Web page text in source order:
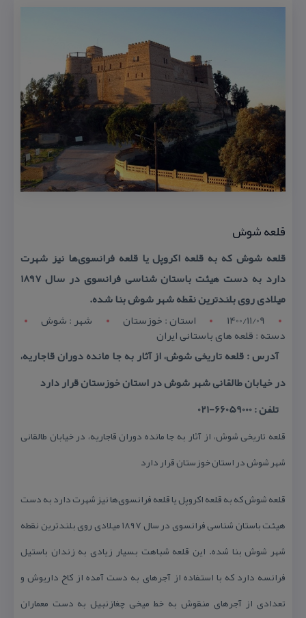
قلعه شوش
قلعه شوش كه به قلعه اكروپل یا قلعه فرانسوی‌ها نیز شهرت
دارد به دست هیئت باستان شناسی فرانسوی در سال ۱۸۹۷
میلادی روی بلندترین نقطه شهر شوش بنا شده.
1400/11/09
استان : خوزستان شهر : شوش
دسته : قلعه های باستانی ایران
آدرس : قلعه تاریخی شوش، از آثار به جا مانده دوران قاجاریه،
در خیابان طالقانی شهر شوش در استان خوزستان قرار دارد
تلفن : 66059000-021
قلعه تاریخی شوش، از آثار به جا مانده دوران قاجاریه، در خیابان طالقانی
شهر شوش در استان خوزستان قرار دارد
قلعه شوش كه به قلعه اكروپل یا قلعه فرانسوی‌ها نیز شهرت دارد به دست
هیئت باستان شناسی فرانسوی در سال ۱۸۹۷ میلادی روی بلندترین نقطه
شهر شوش بنا شده. این قلعه شباهت بسیار زیادی به زندان باستیل
فرانسه دارد كه با استفاده از آجرهای به دست آمده از كاخ داریوش و
تعدادی از آجرهای منقوش به خط میخی چغازنبیل به دست معماران